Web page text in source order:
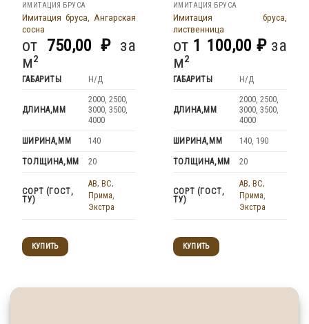
ИМИТАЦИЯ БРУСА
Имитация бруса, Ангарская
сосна
от 750,00₽за
м²
ГАБАРИТЫ Н/Д
ДЛИНА,ММ
2000, 2500,
3000, 3500,
4000
ШИРИНА,ММ 140
ТОЛЩИНА,ММ 20
СОРТ (ГОСТ,
ТУ)
AB, BC,
Прима,
Экстра
КУПИТЬ
ИМИТАЦИЯ БРУСА
Имитация бруса,
лиственница
от 1 100,00 ₽за
м²
ГАБАРИТЫ Н/Д
ДЛИНА,ММ
2000, 2500,
3000, 3500,
4000
ШИРИНА,ММ 140, 190
ТОЛЩИНА,ММ 20
СОРТ (ГОСТ,
ТУ)
AB, BC,
Прима,
Экстра
КУПИТЬ